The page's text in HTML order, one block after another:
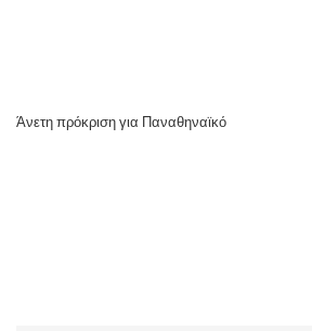
Άνετη πρόκριση για Παναθηναϊκό